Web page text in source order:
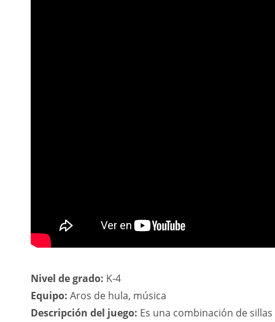
Nivel de grado: K-4
Equipo: Aros de hula, música
Descripción del juego: Es una combinación de